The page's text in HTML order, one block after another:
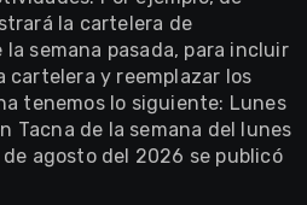
la cartelera de
semana pasada, para incluir
cartelera y reemplazar los
tenemos lo siguiente: Lunes
Tacna de la semana del lunes
agosto del 2026 se publicó